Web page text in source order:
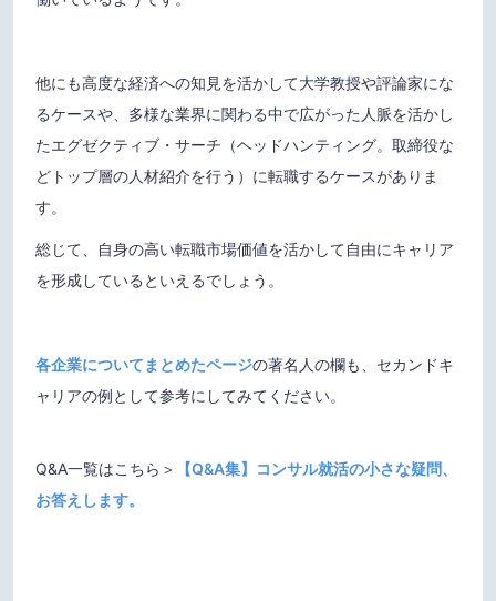
他にも高度な経済への知見を活かして大学教授や評論家にな
るケースや、多様な業界に関わる中で広がった人脈を活かし
たエグゼクティブ・サーチ（ヘッドハンティング。取締役な
どトップ層の人材紹介を行う）に転職するケースがありま
す。
総じて、自身の高い転職市場価値を活かして自由にキャリア
を形成しているといえるでしょう。
各企業についてまとめたページの著名人の欄も、セカンドキ
ャリアの例として参考にしてみてください。
Q&A一覧はこちら＞
【Q&A集】コンサル就活の小さな疑問、
お答えします。